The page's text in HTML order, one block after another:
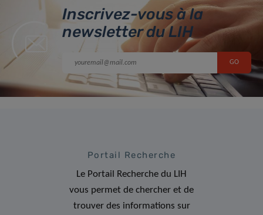
Inscrivez-vous à la
newsletter du LIH
Portail Recherche
Le Portail Recherche du LIH
vous permet de chercher et de
trouver des informations sur